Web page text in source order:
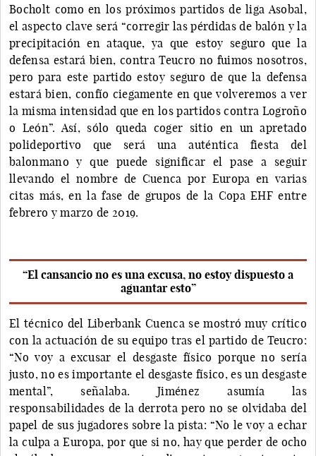
Bocholt como en los próximos partidos de liga Asobal,
el aspecto clave será “corregir las pérdidas de balón y la
precipitación en ataque, ya que estoy seguro que la
defensa estará bien, contra Teucro no fuimos nosotros,
pero para este partido estoy seguro de que la defensa
estará bien, confío ciegamente en que volveremos a ver
la misma intensidad que en los partidos contra Logroño
o León”. Así, sólo queda coger sitio en un apretado
polideportivo que será una auténtica fiesta del
balonmano y que puede significar el pase a seguir
llevando el nombre de Cuenca por Europa en varias
citas más, en la fase de grupos de la Copa EHF entre
febrero y marzo de 2019.
“El cansancio no es una excusa, no estoy dispuesto a
aguantar esto”
El técnico del Liberbank Cuenca se mostró muy crítico
con la actuación de su equipo tras el partido de Teucro:
“No voy a excusar el desgaste físico porque no sería
justo, no es importante el desgaste físico, es un desgaste
mental”, señalaba. Jiménez asumía las
responsabilidades de la derrota pero no se olvidaba del
papel de sus jugadores sobre la pista: “No le voy a echar
la culpa a Europa, por que si no, hay que perder de ocho